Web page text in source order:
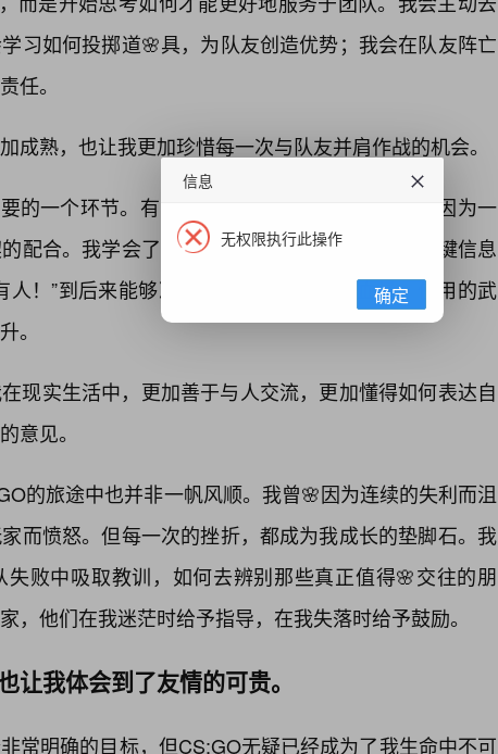
习如何投掷道🌸具，为队友创造优势；我会在队友阵亡
任。
成熟，也让我更加珍惜每一次与队友并肩作战的机会。
的一个环节。有时候，一场胜利的诞生，仅仅是因为一
配合。我学会了用最简洁、最清晰的语言，将关键信息
人！”到后来能够准确报出敌人的位置、血量、使用的武
。
现实生活中，更加善于与人交流，更加懂得如何表达自
意见。
的旅途中也并非一帆风顺。我曾🌸因为连续的失利而沮
而愤怒。但每一次的挫折，都成为我成长的垫脚石。我
败中吸取教训，如何去辨别那些真正值得🌸交往的朋
，他们在我迷茫时给予指导，在我失落时给予鼓励。
让我体会到了友情的可贵。
常明确的目标，但CS:GO无疑已经成为了我生命中不可
信息
无权限执行此操作
确定